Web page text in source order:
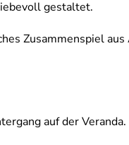
gestaltet.
Zusammenspiel
auf der Veranda.